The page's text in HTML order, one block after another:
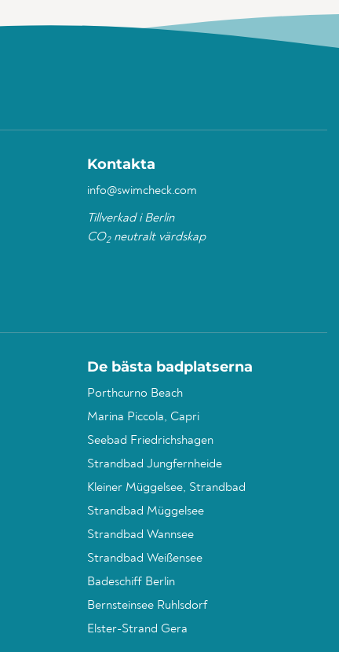
Kontakta
info@swimcheck.com
Tillverkad i Berlin
CO2neutralt värdskap
De bästa badplatserna
Porthcurno Beach
Marina Piccola, Capri
Seebad Friedrichshagen
Strandbad Jungfernheide
Kleiner Müggelsee, Strandbad
Strandbad Müggelsee
Strandbad Wannsee
Strandbad Weißensee
Badeschiff Berlin
Bernsteinsee Ruhlsdorf
Elster-Strand Gera